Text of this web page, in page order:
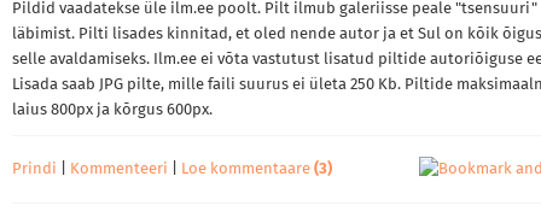
Pildid vaadatekse üle ilm.ee poolt. Pilt ilmub galeriisse peale "tsensuuri"
läbimist. Pilti lisades kinnitad, et oled nende autor ja et Sul on kõik
selle avaldamiseks. Ilm.ee ei võta vastutust lisatud piltide autoriõiguse
Lisada saab JPG pilte, mille faili suurus ei ületa 250 Kb. Piltide
laius 800px ja kõrgus 600px.
Prindi Kommenteeri Loe kommentaare (3)